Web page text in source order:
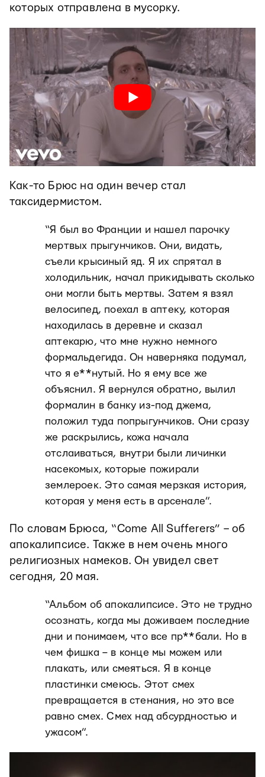
которых отправлена в мусорку.
Как-то Брюс на один вечер стал
таксидермистом.
“Я был во Франции и нашел парочку
мертвых прыгунчиков. Они, видать,
съели крысиный яд. Я их спрятал в
холодильник, начал прикидывать сколько
они могли быть мертвы. Затем я взял
велосипед, поехал в аптеку, которая
находилась в деревне и сказал
аптекарю, что мне нужно немного
формальдегида. Он наверняка подумал,
что я е**нутый. Но я ему все же
объяснил. Я вернулся обратно, вылил
формалин в банку из-под джема,
положил туда попрыгунчиков. Они сразу
же раскрылись, кожа начала
отслаиваться, внутри были личинки
насекомых, которые пожирали
землероек. Это самая мерзкая история,
которая у меня есть в арсенале”.
По словам Брюса, “Come All Sufferers” – об
апокалипсисе. Также в нем очень много
религиозных намеков. Он увидел свет
сегодня, 20 мая.
“Альбом об апокалипсисе. Это не трудно
осознать, когда мы доживаем последние
дни и понимаем, что все пр**бали. Но в
чем фишка – в конце мы можем или
плакать, или смеяться. Я в конце
пластинки смеюсь. Этот смех
превращается в стенания, но это все
равно смех. Смех над абсурдностью и
ужасом”.